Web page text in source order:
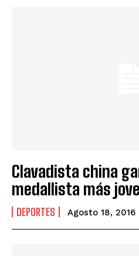
Clavadista china
medallista más
DEPORTES Agosto 18, 2016